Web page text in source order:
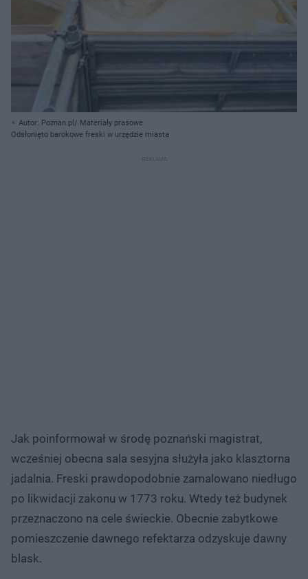
Autor: Poznan.pl/ Materiały prasowe
Odsłonięto barokowe freski w urzędzie miasta
Jak poinformował w środę poznański magistrat,
wcześniej obecna sala sesyjna służyła jako klasztorna
jadalnia. Freski prawdopodobnie zamalowano niedługo
po likwidacji zakonu w 1773 roku. Wtedy też budynek
przeznaczono na cele świeckie. Obecnie zabytkowe
pomieszczenie dawnego refektarza odzyskuje dawny
blask.